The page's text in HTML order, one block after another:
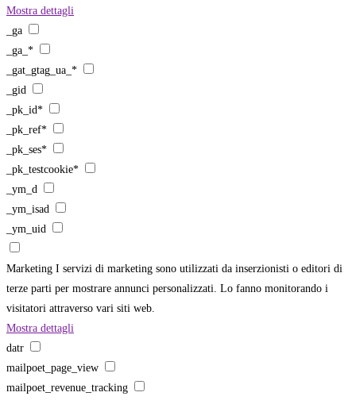
Mostra dettagli
_ga
_ga_*
_gat_gtag_ua_*
_gid
_pk_id*
_pk_ref*
_pk_ses*
_pk_testcookie*
_ym_d
_ym_isad
_ym_uid
Marketing I servizi di marketing sono utilizzati da inserzionisti o editori di
terze parti per mostrare annunci personalizzati. Lo fanno monitorando i
visitatori attraverso vari siti web.
Mostra dettagli
datr
mailpoet_page_view
mailpoet_revenue_tracking